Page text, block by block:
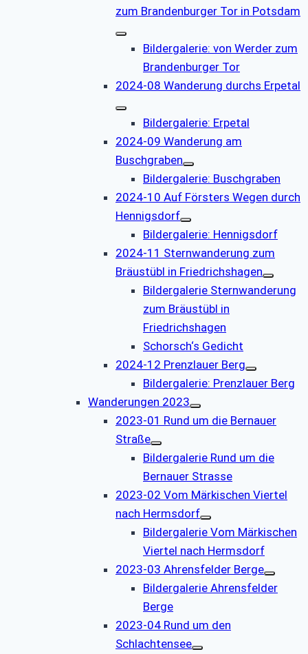
zum Brandenburger Tor in Potsdam
Bildergalerie: von Werder zum
Brandenburger Tor
2024-08 Wanderung durchs Erpetal
Bildergalerie: Erpetal
2024-09 Wanderung am
Buschgraben
Bildergalerie: Buschgraben
2024-10 Auf Försters Wegen durch
Hennigsdorf
Bildergalerie: Hennigsdorf
2024-11 Sternwanderung zum
Bräustübl in Friedrichshagen
Bildergalerie Sternwanderung
zum Bräustübl in
Friedrichshagen
Schorsch‘s Gedicht
2024-12 Prenzlauer Berg
Bildergalerie: Prenzlauer Berg
Wanderungen 2023
2023-01 Rund um die Bernauer
Straße
Bildergalerie Rund um die
Bernauer Strasse
2023-02 Vom Märkischen Viertel
nach Hermsdorf
Bildergalerie Vom Märkischen
Viertel nach Hermsdorf
2023-03 Ahrensfelder Berge
Bildergalerie Ahrensfelder
Berge
2023-04 Rund um den
Schlachtensee